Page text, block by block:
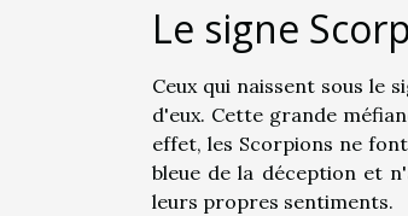
Le signe
Ceux qui naissent sous le
d'eux. Cette grande
effet, les Scorpions ne
bleue de la déception et
leurs propres sentiments.